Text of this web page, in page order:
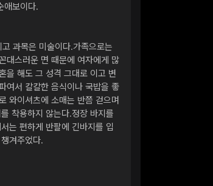
애보이다.
과목은 미술이다.가족으로는
대스러운 면 때문에 여자에게 많
을 해도 그 성격 그대로 이고 변
여서 칼칼한 음식이나 국밥을 좋
와이셔츠에 소매는 반쯤 걷으며
착용하지 않는다.정장 바지를
는 편하게 반팔에 긴바지를 입
겨주었다.